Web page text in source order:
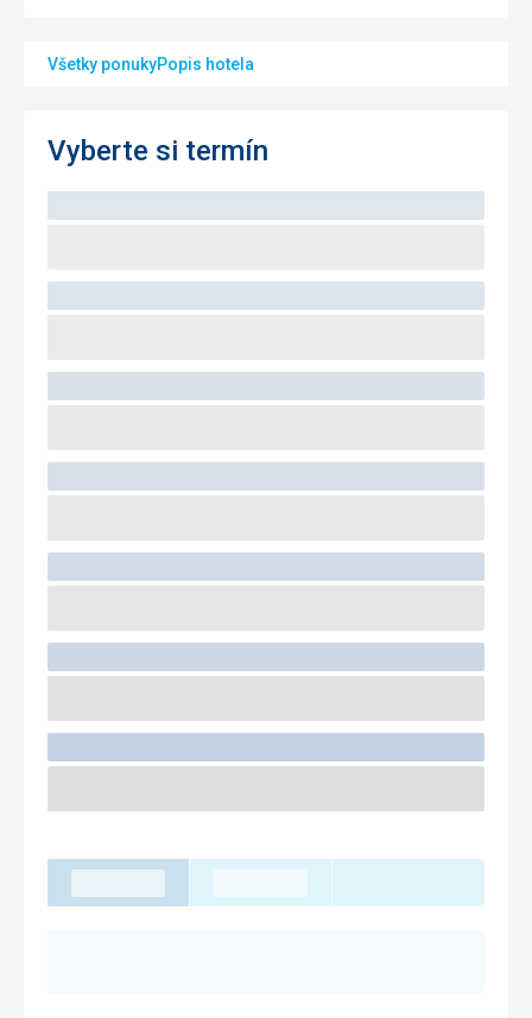
Všetky ponukyPopis hotela
Vyberte si termín